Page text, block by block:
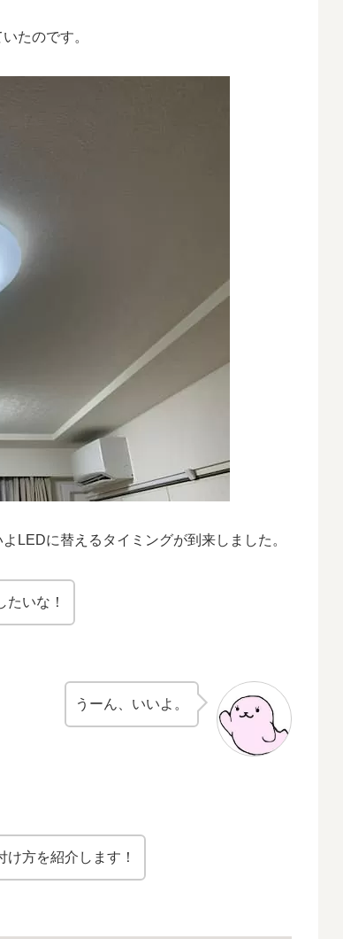
たのです。
LEDに替えるタイミングが到来しました。
いな！
うーん、いいよ。
方を紹介します！